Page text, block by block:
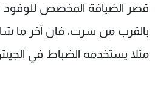
قصر الضيافة المخصص للوفود
بالقرب من سرت، فان آخر ما
مثلا يستخدمه الضباط في